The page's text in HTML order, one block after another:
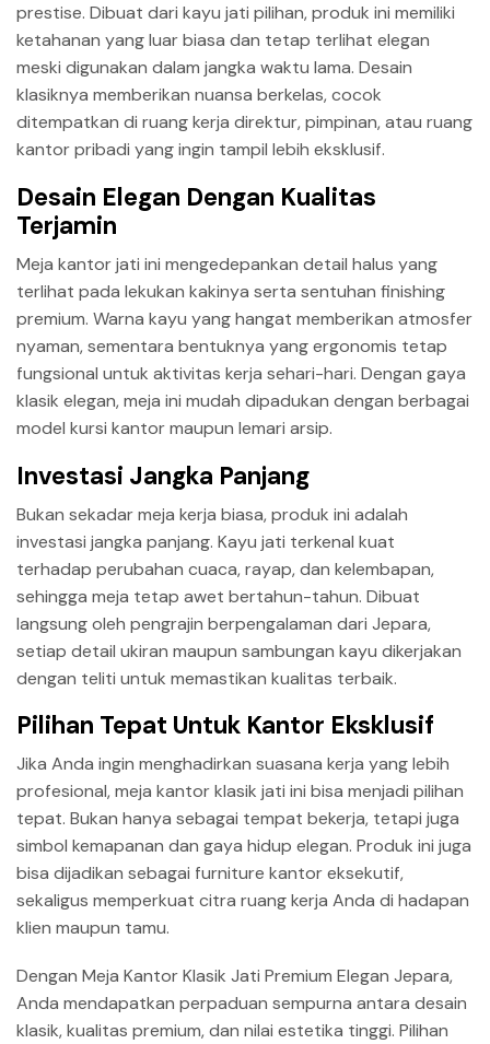
prestise. Dibuat dari kayu jati pilihan, produk ini memiliki
ketahanan yang luar biasa dan tetap terlihat elegan
meski digunakan dalam jangka waktu lama. Desain
klasiknya memberikan nuansa berkelas, cocok
ditempatkan di ruang kerja direktur, pimpinan, atau ruang
kantor pribadi yang ingin tampil lebih eksklusif.
Desain Elegan Dengan Kualitas
Terjamin
Meja kantor jati ini mengedepankan detail halus yang
terlihat pada lekukan kakinya serta sentuhan finishing
premium. Warna kayu yang hangat memberikan atmosfer
nyaman, sementara bentuknya yang ergonomis tetap
fungsional untuk aktivitas kerja sehari-hari. Dengan gaya
klasik elegan, meja ini mudah dipadukan dengan berbagai
model kursi kantor maupun lemari arsip.
Investasi Jangka Panjang
Bukan sekadar meja kerja biasa, produk ini adalah
investasi jangka panjang. Kayu jati terkenal kuat
terhadap perubahan cuaca, rayap, dan kelembapan,
sehingga meja tetap awet bertahun-tahun. Dibuat
langsung oleh pengrajin berpengalaman dari Jepara,
setiap detail ukiran maupun sambungan kayu dikerjakan
dengan teliti untuk memastikan kualitas terbaik.
Pilihan Tepat Untuk Kantor Eksklusif
Jika Anda ingin menghadirkan suasana kerja yang lebih
profesional, meja kantor klasik jati ini bisa menjadi pilihan
tepat. Bukan hanya sebagai tempat bekerja, tetapi juga
simbol kemapanan dan gaya hidup elegan. Produk ini juga
bisa dijadikan sebagai furniture kantor eksekutif,
sekaligus memperkuat citra ruang kerja Anda di hadapan
klien maupun tamu.
Dengan Meja Kantor Klasik Jati Premium Elegan Jepara,
Anda mendapatkan perpaduan sempurna antara desain
klasik, kualitas premium, dan nilai estetika tinggi. Pilihan